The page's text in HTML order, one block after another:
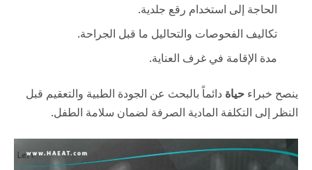
الحاجة إلى استخدام رقع جلدية.
تكاليف الفحوصات والتحاليل ما قبل الجراحة.
مدة الإقامة في غرف العناية.
ينصح خبراء حياة دائماً بالبحث عن الجودة الطبية والتعقيم قبل
النظر إلى التكلفة المادية الصرفة لضمان سلامة الطفل.